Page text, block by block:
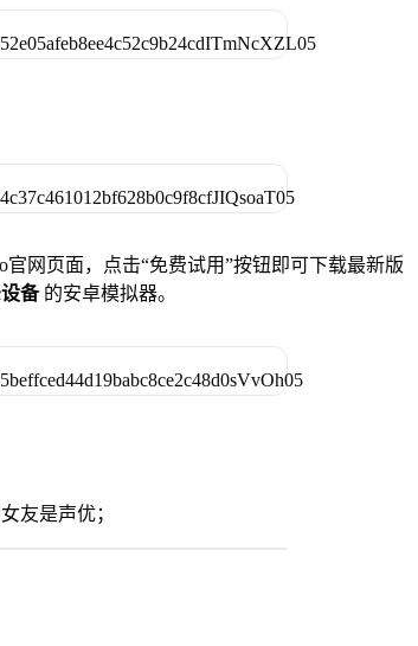
网页面，点击“免费试用”按钮即可下载最新版
备 的安卓模拟器。
友是声优；